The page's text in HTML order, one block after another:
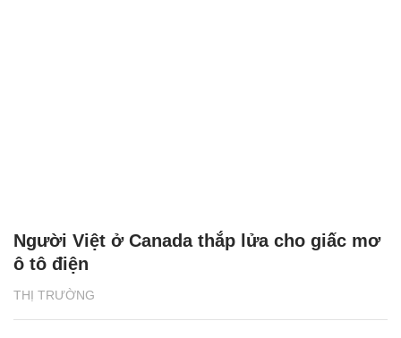
THỊ TRƯỜNG
Người Việt ở Canada thắp lửa cho giấc mơ
ô tô điện